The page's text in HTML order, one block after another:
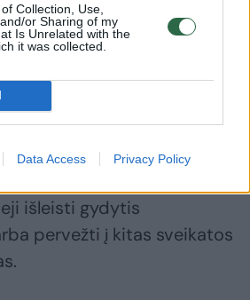
Collection, Use,
or Sharing of my
Is Unrelated with the
it was collected.
Data Access Privacy Policy
kasos duomenimis, per
užfiksuoti 624,9
suteikta 1,42
išleisti gydytis
pervežti į kitas sveikatos